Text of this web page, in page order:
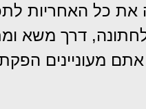
כל האחריות
דרך משא
מעוניינים